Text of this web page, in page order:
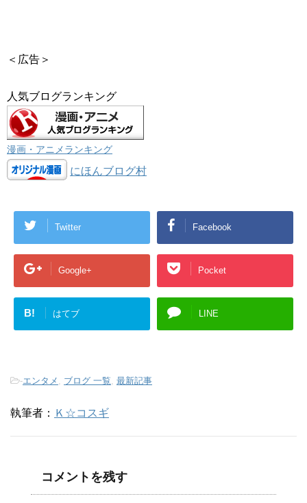
＜広告＞
人気ブログランキング
漫画・アニメランキング
にほんブログ村
Twitter Facebook
Google+ Pocket
B! はてブ LINE
-エンタメ ブログ 一覧 最新記事
執筆者： Ｋ☆コスギ
コメントを残す